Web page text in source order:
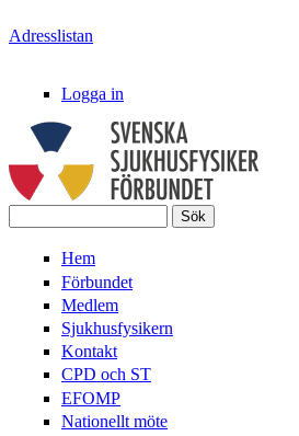
Adresslistan
Logga in
SjukhusFysikerFörbundet
Hem
Förbundet
Medlem
Sjukhusfysikern
Kontakt
CPD och ST
EFOMP
Nationellt möte